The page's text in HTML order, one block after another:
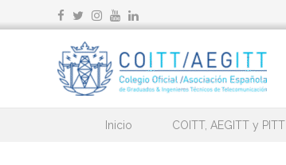
al
Inicio COITT, AEGITT y PITT